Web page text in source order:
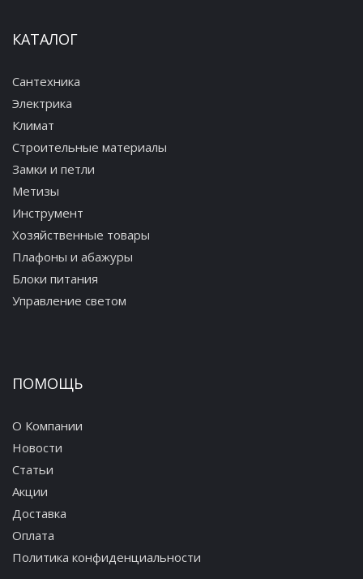
КАТАЛОГ
Сантехника
Электрика
Климат
Строительные материалы
Замки и петли
Метизы
Инструмент
Хозяйственные товары
Плафоны и абажуры
Блоки питания
Управление светом
ПОМОЩЬ
О Компании
Новости
Статьи
Акции
Доставка
Оплата
Политика конфиденциальности